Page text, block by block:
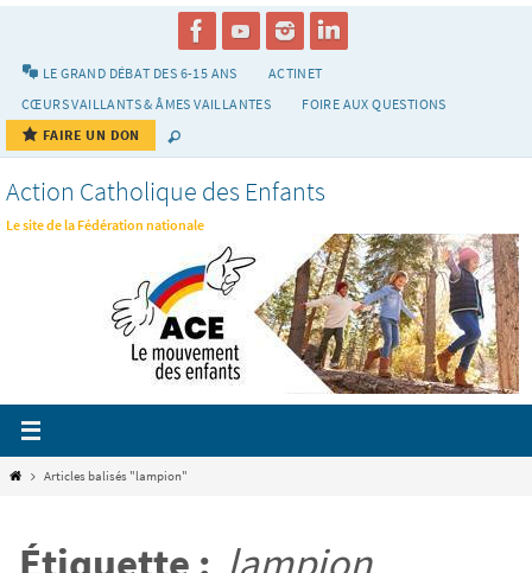
LE GRAND DÉBAT DES 6-15 ANS
ACTINET
CŒURS VAILLANTS & ÂMES VAILLANTES
FOIRE AUX QUESTIONS
FAIRE UN DON
Action Catholique des Enfants
Le site de la Fédération nationale
HomeArticles balisés "lampion"